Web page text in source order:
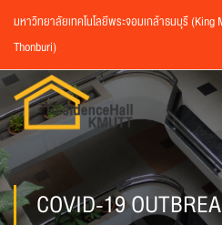
มหาวิทยาลัยเทคโนโลยีพระจอมเกล้าธนบุรี
Thonburi)
COVID-19